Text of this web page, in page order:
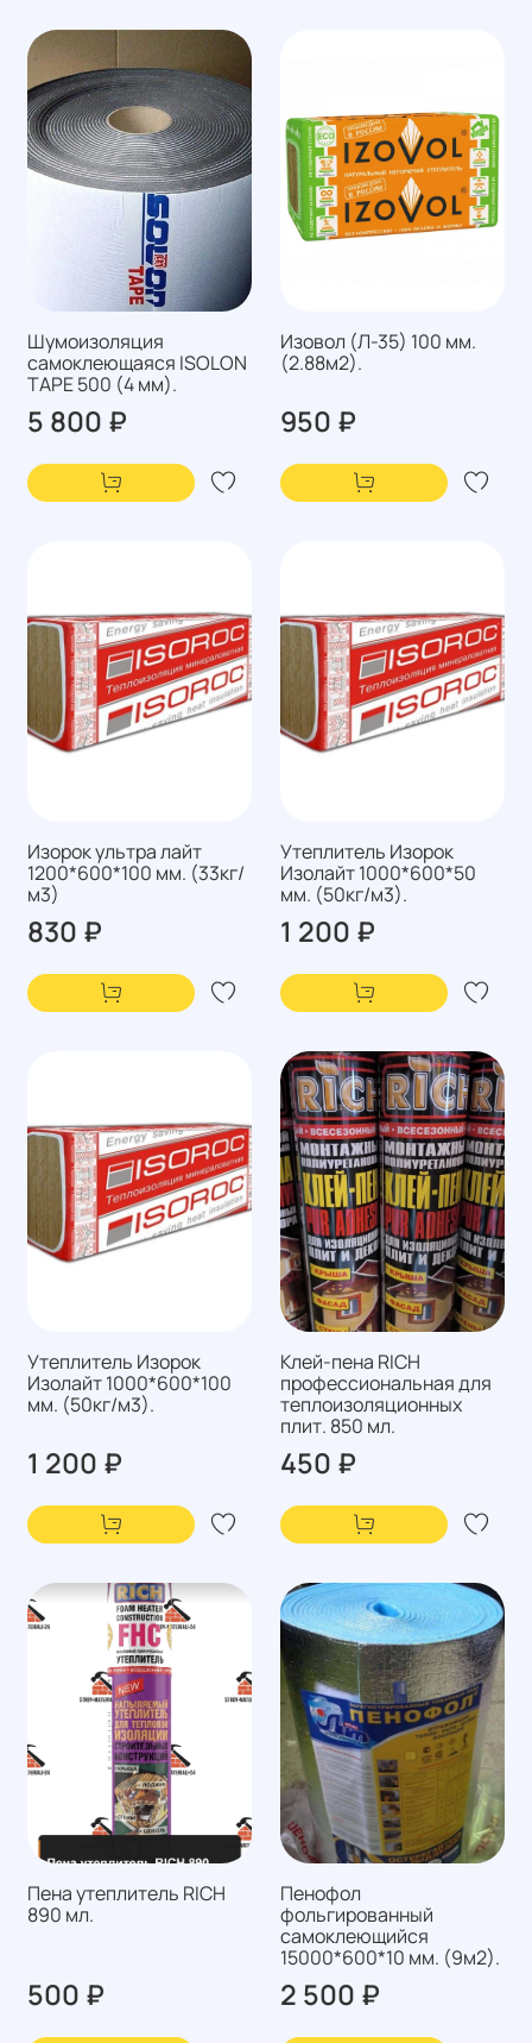
Шумоизоляция
самоклеющаяся ISOLON
TAPE 500 (4 мм).
5 800 ₽
Изовол (Л-35) 100 мм.
(2.88м2).
950 ₽
Изорок ультра лайт
1200*600*100 мм. (33кг/
м3)
830 ₽
Утеплитель Изорок
Изолайт 1000*600*50
мм. (50кг/м3).
1 200 ₽
Утеплитель Изорок
Изолайт 1000*600*100
мм. (50кг/м3).
1 200 ₽
Клей-пена RICH
профессиональная для
теплоизоляционных
плит. 850 мл.
450 ₽
Пена утеплитель RICH
890 мл.
500 ₽
Пенофол
фольгированный
самоклеющийся
15000*600*10 мм. (9м2).
2 500 ₽